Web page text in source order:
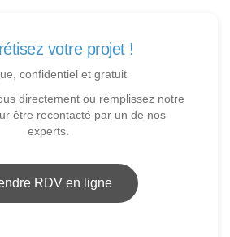
votre projet !
confidentiel et gratuit
directement ou remplissez notre
être recontacté par un de nos
experts.
RDV en ligne